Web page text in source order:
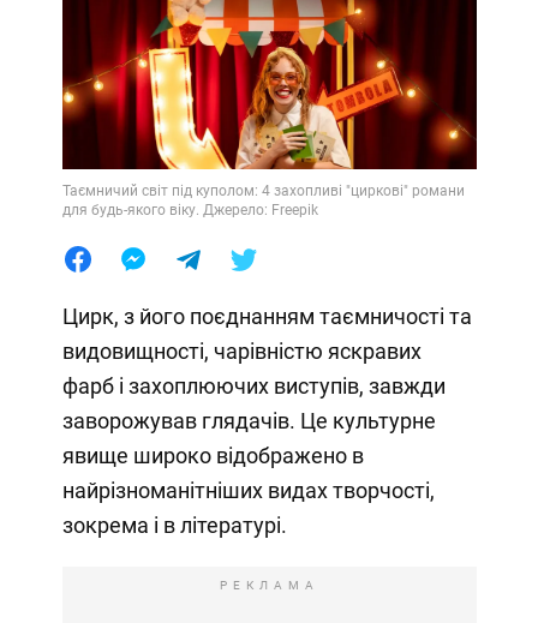
Таємничий світ під куполом: 4 захопливі "циркові" романи
для будь-якого віку. Джерело: Freepik
Цирк, з його поєднанням таємничості та
видовищності, чарівністю яскравих
фарб і захоплюючих виступів, завжди
заворожував глядачів. Це культурне
явище широко відображено в
найрізноманітніших видах творчості,
зокрема і в літературі.
РЕКЛАМА